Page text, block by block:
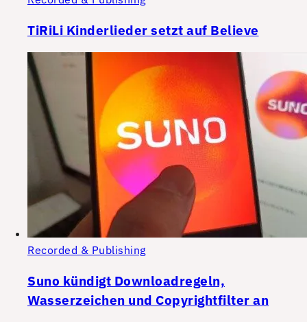
TiRiLi Kinderlieder setzt auf Believe
Recorded & Publishing
Suno kündigt Downloadregeln,
Wasserzeichen und Copyrightfilter an